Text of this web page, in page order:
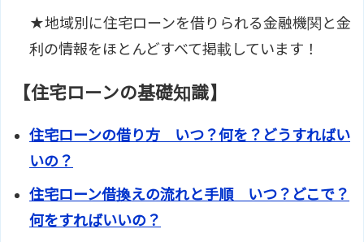
★地域別に住宅ローンを借りられる金融機関と金
利の情報をほとんどすべて掲載しています！
【住宅ローンの基礎知識】
住宅ローンの借り方 いつ？何を？どうすればい
いの？
住宅ローン借換えの流れと手順 いつ？どこで？
何をすればいいの？